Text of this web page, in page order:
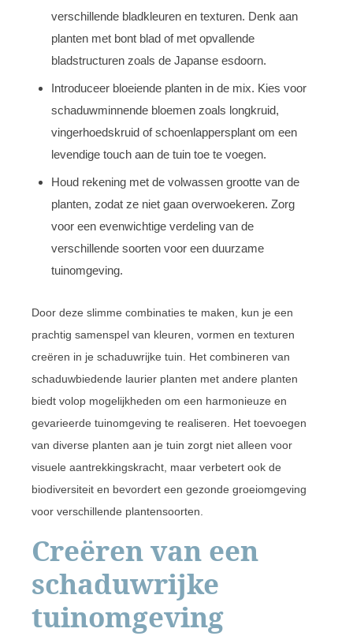
verschillende bladkleuren en texturen. Denk aan
planten met bont blad of met opvallende
bladstructuren zoals de Japanse esdoorn.
Introduceer bloeiende planten in de mix. Kies voor
schaduwminnende bloemen zoals longkruid,
vingerhoedskruid of schoenlappersplant om een
levendige touch aan de tuin toe te voegen.
Houd rekening met de volwassen grootte van de
planten, zodat ze niet gaan overwoekeren. Zorg
voor een evenwichtige verdeling van de
verschillende soorten voor een duurzame
tuinomgeving.
Door deze slimme combinaties te maken, kun je een
prachtig samenspel van kleuren, vormen en texturen
creëren in je schaduwrijke tuin. Het combineren van
schaduwbiedende laurier planten met andere planten
biedt volop mogelijkheden om een harmonieuze en
gevarieerde tuinomgeving te realiseren. Het toevoegen
van diverse planten aan je tuin zorgt niet alleen voor
visuele aantrekkingskracht, maar verbetert ook de
biodiversiteit en bevordert een gezonde groeiomgeving
voor verschillende plantensoorten.
Creëren van een
schaduwrijke
tuinomgeving